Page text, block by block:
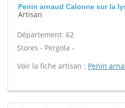
Penin arnaud Calonne sur la
Artisan
Département: 62
Stores - Pergola -
Voir la fiche artisan : Penin